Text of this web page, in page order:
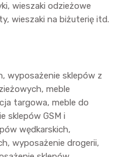
wieszaki odzieżowe
wieszaki na biżuterię itd.
wyposażenie sklepów z
meble
targowa, meble do
sklepów GSM i
wędkarskich,
wyposażenie drogerii,